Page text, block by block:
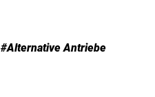
#Alternative Antriebe